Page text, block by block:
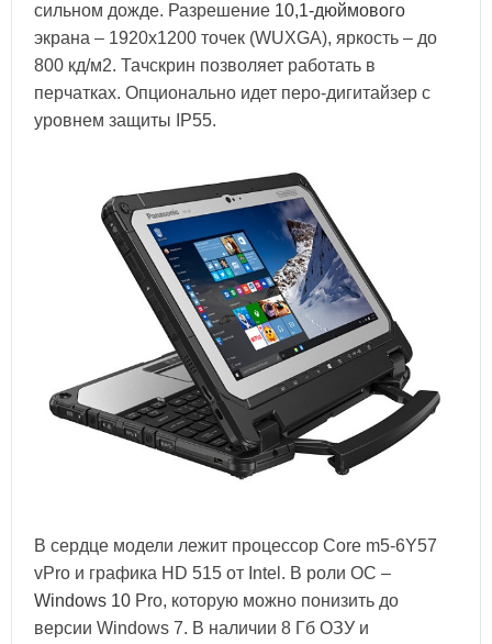
сильном дожде. Разрешение 10,1-дюймового
экрана – 1920x1200 точек (WUXGA), яркость – до
800 кд/м2. Тачскрин позволяет работать в
перчатках. Опционально идет перо-дигитайзер с
уровнем защиты IP55.
В сердце модели лежит процессор Core m5-6Y57
vPro и графика HD 515 от Intel. В роли ОС –
Windows 10 Pro, которую можно понизить до
версии Windows 7. В наличии 8 Гб ОЗУ и